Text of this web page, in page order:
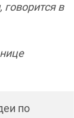
в
по